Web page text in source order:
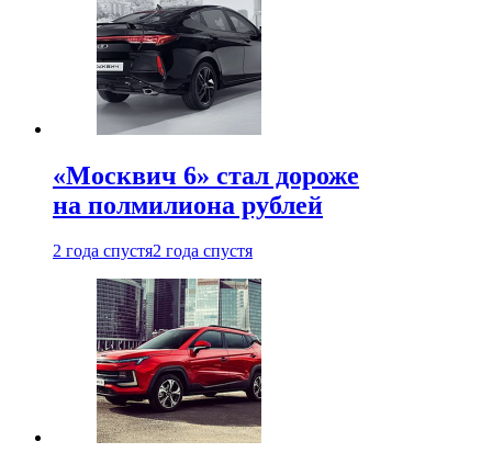
«Москвич 6» стал дороже
на полмилиона рублей
2 года спустя2 года спустя